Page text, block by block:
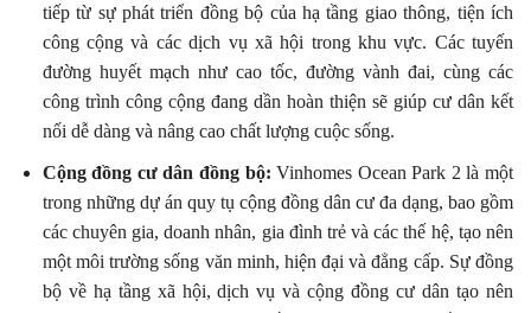
tiếp từ sự phát triển đồng bộ của hạ tầng giao thông, tiện ích
công cộng và các dịch vụ xã hội trong khu vực. Các tuyến
đường huyết mạch như cao tốc, đường vành đai, cùng các
công trình công cộng đang dần hoàn thiện sẽ giúp cư dân kết
nối dễ dàng và nâng cao chất lượng cuộc sống.
Cộng đồng cư dân đồng bộ: Vinhomes Ocean Park 2 là một
trong những dự án quy tụ cộng đồng dân cư đa dạng, bao gồm
các chuyên gia, doanh nhân, gia đình trẻ và các thế hệ, tạo nên
một môi trường sống văn minh, hiện đại và đẳng cấp. Sự đồng
bộ về hạ tầng xã hội, dịch vụ và cộng đồng cư dân tạo nên